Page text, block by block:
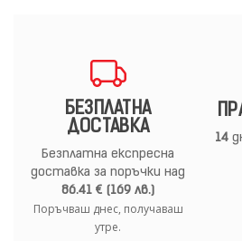
БЕЗПЛАТНА
ДОСТАВКА
Безплатна експресна
доставка за поръчки над
86.41 € (169 лв.)
Поръчваш днес, получаваш
утре.
14